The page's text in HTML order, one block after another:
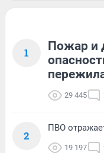
1
Пожар и
29 445
2
ПВО
19 197